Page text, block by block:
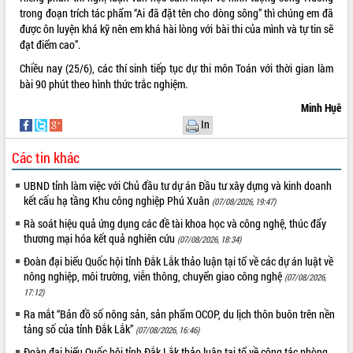
Hội thảo góp ý hồ sơ điều chỉnh quy
hoạch tỉnh Đắk Lắk thời kỳ 2021-2030,
tầm nhìn đến năm 2050
doanh nghiệp nhà nước
Hội nghị triển khai kết nối mạng
quan Đảng, Nhà nước
Lễ phát động chuỗi hoạt động chung
tay làm sạch môi trường
Xã Ea Kar bước chuyển mình trong
công tác cải cách hành chính mô hình
UBND tỉnh họp báo định kỳ tháng 4
năm 2026
Hội thảo khoa học “Giải pháp thúc đẩy
phát triển nền kinh tế xanh tại tỉnh
Đắk Lắk”
Tăng cường giám sát, đôn đốc thực
hiện nhiệm vụ quản lý tài sản công
hàng tuần
trong đoạn trích tác phẩm “Ai đã đặt tên cho dòng sông” thì chúng em đã
được ôn luyện khá kỹ nên em khá hài lòng với bài thi của mình và tự tin sẽ
đạt điểm cao”.
Chiều nay (25/6), các thí sinh tiếp tục dự thi môn Toán với thời gian làm
bài 90 phút theo hình thức trắc nghiệm.
Minh Hụê
In
Các tin khác
UBND tỉnh làm việc với Chủ đầu tư dự án Đầu tư xây dựng và kinh doanh
kết cấu hạ tầng Khu công nghiệp Phú Xuân (07/08/2026, 19:47)
Rà soát hiệu quả ứng dụng các đề tài khoa học và công nghệ, thúc đẩy
thương mại hóa kết quả nghiên cứu (07/08/2026, 18:34)
Đoàn đại biểu Quốc hội tỉnh Đắk Lắk thảo luận tại tổ về các dự án luật về
nông nghiệp, môi trường, viễn thông, chuyển giao công nghệ (07/08/2026,
17:12)
Ra mắt “Bản đồ số nông sản, sản phẩm OCOP, du lịch thôn buôn trên nền
tảng số của tỉnh Đắk Lắk” (07/08/2026, 16:46)